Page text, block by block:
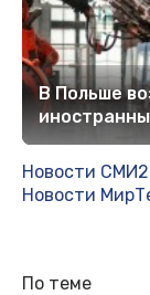
В Польше
Новости СМИ2
Новости
По теме